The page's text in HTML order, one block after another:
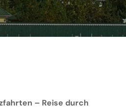
– Reise durch